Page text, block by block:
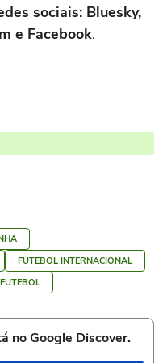
sociais: Bluesky,
e Facebook.
FUTEBOL INTERNACIONAL
FUTEBOL
no Google Discover.